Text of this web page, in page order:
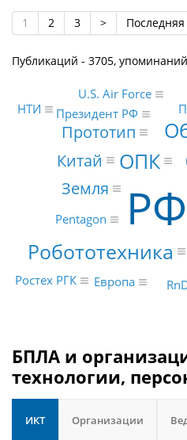
1 2 3 > Последняя
Публикаций - 3705,
РФ
ОПК
Робототехника
Земля
Прототип
Китай
Pentagon
Ростех РГК Европа
Президент РФ
U.S. Air Force
НТИ
БПЛА и
технологии,
ИКТ Организации